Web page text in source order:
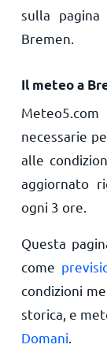
sulla
Bremen.
Il meteo a
necessarie
alle
aggiornato
ogni 3 ore.
Questa
come
condizioni
storica, e
Domani